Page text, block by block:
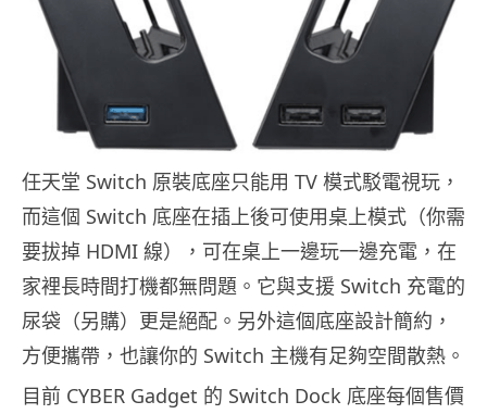
任天堂 Switch 原裝底座只能用 TV 模式駁電視玩，
而這個 Switch 底座在插上後可使用桌上模式（你需
要拔掉 HDMI 線），可在桌上一邊玩一邊充電，在
家裡長時間打機都無問題。它與支援 Switch 充電的
尿袋（另購）更是絕配。另外這個底座設計簡約，
方便攜帶，也讓你的 Switch 主機有足夠空間散熱。
目前 CYBER Gadget 的 Switch Dock 底座每個售價